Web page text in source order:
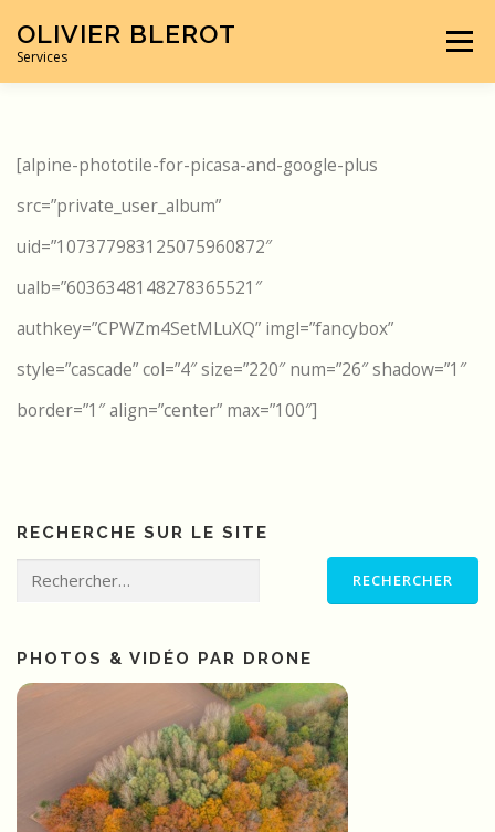
contenu
OLIVIER BLEROT
Services
Menu
LA BOUTIQUE CONTACT
[alpine-phototile-for-picasa-and-google-plus
src=”private_user_album”
uid=”107377983125075960872″
ualb=”6036348148278365521″
authkey=”CPWZm4SetMLuXQ” imgl=”fancybox”
style=”cascade” col=”4″ size=”220″ num=”26″ shadow=”1″
border=”1″ align=”center” max=”100″]
RECHERCHE SUR LE SITE
Rechercher :
PHOTOS & VIDÉO PAR DRONE